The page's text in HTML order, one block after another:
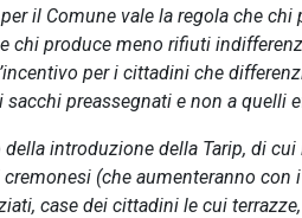
il Comune vale la regola che
chi produce meno rifiuti
per i cittadini che
sacchi preassegnati e non a quelli
introduzione della Tarip, di
(che aumenteranno
case dei cittadini le cui